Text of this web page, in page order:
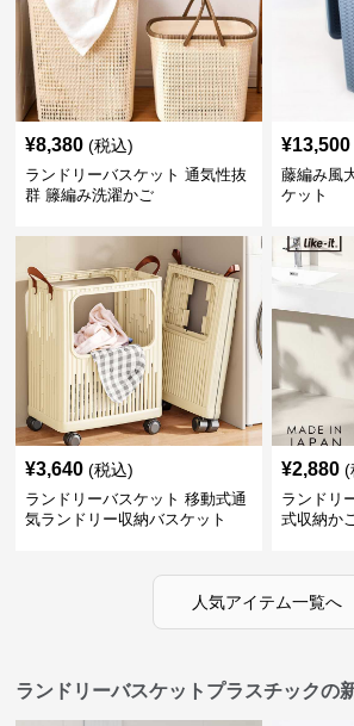
¥8,380 (税込)
ランドリーバスケット 通気性抜
群 籐編み洗濯かご
¥13,500
藤編み風
ケット
¥3,640 (税込)
ランドリーバスケット 移動式通
気ランドリー収納バスケット
¥2,880 (
ランドリ
式収納か
人気アイテム一覧へ
ランドリーバスケットプラスチックの